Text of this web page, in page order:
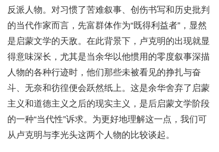
反派人物。对习惯了苦难叙事、创伤书写和历史批判
的当代作家而言，先富群体作为“既得利益者”，显然
是启蒙文学的天敌。在此背景下，卢克明的出现就显
得意味深长，尤其是当余华以他惯用的零度叙事深描
人物的各种行迹时，他们那些未被看见的挣扎与奋
斗、无奈和彷徨便会跃然纸上。这是余华舍弃了启蒙
主义和道德主义之后的现实主义，是后启蒙文学阶段
的一种“当代性”诉求。为更好地理解这一点，我们可
从卢克明与李光头这两个人物的比较谈起。